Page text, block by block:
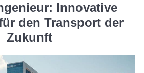
Innovative
den Transport der
Zukunft